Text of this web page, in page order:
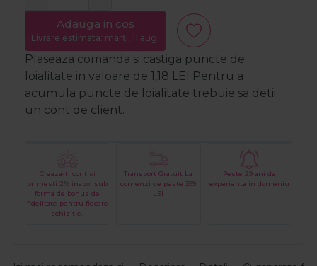
Adauga in cos
Livrare estimata: marți, 11 aug.
Plaseaza comanda si castiga puncte de
loialitate in valoare de 1,18 LEI Pentru a
acumula puncte de loialitate trebuie sa detii
un cont de client.
Creaza-ti cont si
primesti 2% inapoi sub
forma de bonus de
fidelitate pentru fiecare
achizitie.
Transport Gratuit La
comenzi de peste 399
LEI
Peste 29 ani de
experienta in domeniu